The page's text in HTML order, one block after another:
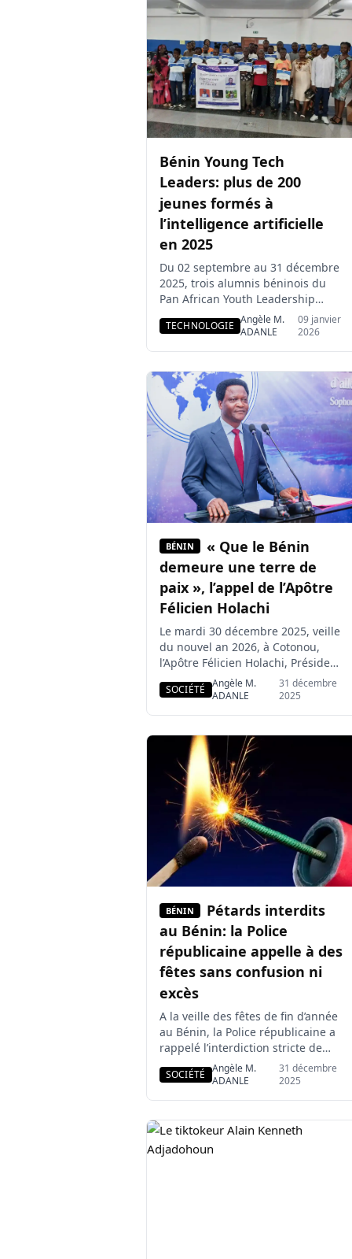
candidat à la présidentielle de
2026. C’est Angelo Wadaï,
président du mouvement
Convergences Romuald Wadagni
2026 qui a […]
Bénin Young Tech
Leaders: plus de 200
jeunes formés à
l’intelligence artificielle
en 2025
Du 02 septembre au 31 décembre
2025, trois alumnis béninois du
Pan African Youth Leadership
Program (PAYLP) ont lancé à
Tankpè un projet de formation
subvention du gouvernement
américain via Meridian
International. Mis en œuvre à
l’école secondaire de Tankpè,
Bénin Young Tech Leaders a […]
TECHNOLOGIE Angèle M.
ADANLE
09 janvier
2026
BÉNIN
« Que le Bénin
demeure une terre de
paix », l’appel de l’Apôtre
Félicien Holachi
Le mardi 30 décembre 2025, veille
du nouvel an 2026, à Cotonou,
l’Apôtre Félicien Holachi, Président
de l’Église de Pentecôte, a
présenté l’état de l’Église au titre
sécuritaires et politiques. Au cours
de cette déclaration, le leader
religieux a insisté sur la paix, la
[…]
SOCIÉTÉ Angèle M.
ADANLE
31 décembre
2025
BÉNIN
Pétards interdits
au Bénin: la Police
républicaine appelle à des
fêtes sans confusion ni
excès
A la veille des fêtes de fin d’année
au Bénin, la Police républicaine a
rappelé l’interdiction stricte de
l’utilisation des pétards, en
s’appuyant sur le décret n°2022-
sonores. Selon son porte-parole, le
commissaire Éric Yérima, cette
mesure vise à préserver la
SOCIÉTÉ Angèle M.
ADANLE
31 décembre
2025